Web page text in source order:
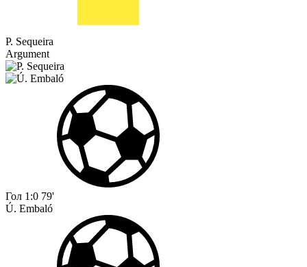
P. Sequeira
Argument
Гол 1:0 79'
Ú. Embaló